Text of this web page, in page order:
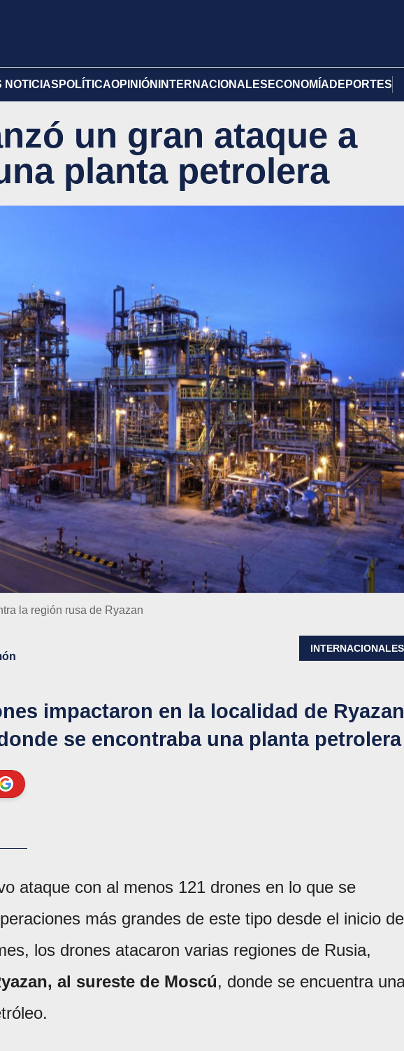
NOTICIAS POLÍTICAOPINIÓN INTERNACIONALES ECONOMÍA DEPORTES
un gran ataque a
planta petrolera
la región rusa de Ryazan
INTERNACIONALES
impactaron en la localidad de
se encontraba una planta petrolera
ataque con al menos 121 drones en lo que se
más grandes de este tipo desde el inicio de
los drones atacaron varias regiones de Rusia,
al sureste de Moscú, donde se encuentra